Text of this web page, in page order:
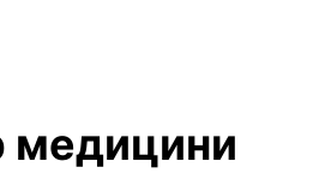
медицини